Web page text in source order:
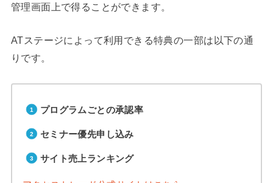
管理画面上で得ることができます。
ATステージによって利用できる特典の一部は以下の通
りです。
プログラムごとの承認率
セミナー優先申し込み
サイト売上ランキング